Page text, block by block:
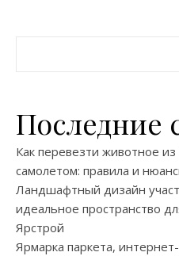
Последние
Как перевезти животное
самолетом: правила и
Ландшафтный дизайн
идеальное пространство
Ярстрой
Ярмарка паркета,